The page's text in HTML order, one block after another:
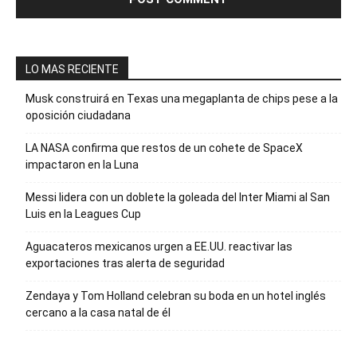
LO MAS RECIENTE
Musk construirá en Texas una megaplanta de chips pese a la
oposición ciudadana
LA NASA confirma que restos de un cohete de SpaceX
impactaron en la Luna
Messi lidera con un doblete la goleada del Inter Miami al San
Luis en la Leagues Cup
Aguacateros mexicanos urgen a EE.UU. reactivar las
exportaciones tras alerta de seguridad
Zendaya y Tom Holland celebran su boda en un hotel inglés
cercano a la casa natal de él